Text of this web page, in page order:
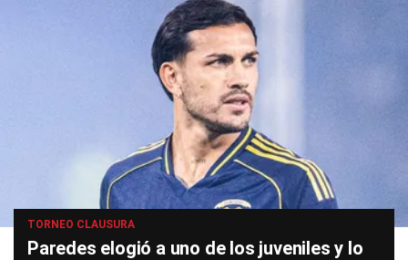
TORNEO CLAUSURA
Paredes elogió a uno de los juveniles y lo